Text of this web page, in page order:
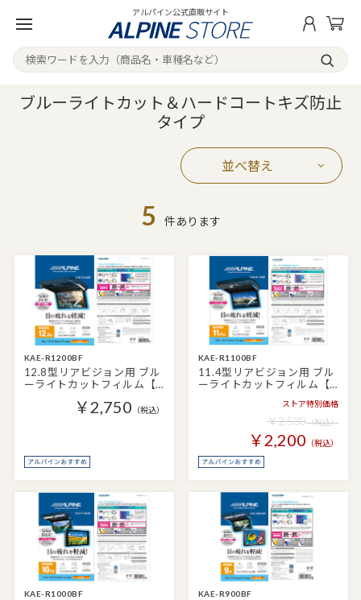
アルパイン公式直販サイト
ブルーライトカット＆ハードコートキズ防止
タイプ
並べ替え
5 件あります
KAE-R1200BF
12.8型リアビジョン用 ブル
ーライトカットフィルム【…
￥2,750 （税込）
KAE-R1100BF
11.4型リアビジョン用 ブル
ーライトカットフィルム【…
ストア特別価格
￥2,530（税込）
￥2,200 （税込）
KAE-R1000BF KAE-R900BF